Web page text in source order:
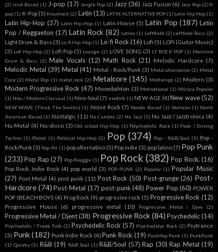
(2) Irish Based (1) J-pop (17) Jangle Pop (2) Jazz (36) Jazz Fusion (6) Jazz Pop (2) K
pop (1) K-Pop (5) Krautrock (2) Latin (13) LATIN ALTERNATIVE POP (1) Latin Hip Hop (1)
Latin Hip-Hop (37) Latín Hip-Hop (1) Latin House (5) Latin Pop (187) Latin
Pop / Reggaeton (17) Latin Rock (82) Latino (1) Leftfield (2) Leftfield Bass (2)
Light Drum & Bass (3) Lo-fi Hip-Hop (1) Lo-fi Rock (16) Lofi (5) LOFI (Guitar Music)
(3) Lofi Hip-Hop (2) Lofi Pop (5) Lounge (2) LOVE SONG (3) LT ROCK POP (1) Mainline
Drum & Bass (2) Male Vocals (12) Math Rock (21) Melodic Hardcore (7)
Melodic Metal (39) Metal (41) Metal - Rock/Punk (3) Metal alternativo (2) Metal
Core (2) Metal Pop (1) metal rock (2) Metalcore (145) Midtempo (2) Modern (3)
Modern Progressive Rock (47) Moombahton (3) Motivational (1) Música Popular
(1) Neo / Modern Classical (1) Neo-Soul (7) neofolk (1) NEW AGE (4) New wave (52)
NEW WAVE (Think The Smiths) (1) Noise Rock (7) Nordic Based (1) Norteño (1) North
American Based (1) Nostalgic (11) Nu Cumbia (2) Nu Jazz (1) Nu Jazz / Jazztronica (4)
Nu Metal (4) Nu-disco (3) Old-school Hip-Hop (1) Pdychedelic Rock (1) Peak / Driving
Techno (1) Phonk (1) Political Hip-Hop (2) Pop (374) Pop - R&B/Soul (1) Pop -
Rock/Punk (3) Pop Alt (1) pop alternativo (5) Pop indie (3) pop latino (7) Pop Punk
(233) Pop Rap (27) Pop Reagge (1) Pop Rock (382) Pop Rock. (16)
Pop Rock. Indie Rock (4) pop world (3) POP-PUNK (2) Popular (1) Popular Music
(27) Post Metal (4) post punk (11) Post Rock (50) Post-grunge (26) Post-
Hardcore (74) Post-Metal (17) post-punk (48) Power Pop (60) POWER
POP (BEACH BOYS (4) Prog Rock (9) progresive rock (5) Progressive Rock (12)
Progressive House (6) progressive metal (10) Progressive Metal / Djen (2)
Progressive Metal / Djent (38) Progressive Rock (84) Psychedelic(14)
Psychedelic / Freak Folk (2) Psychedelic Rock (57) Psychedelyc Rock (2) Psytrance
(3) Punk (182) Punk Indie Rock (4) Punk Rock (19) PunkPop Punk (1) PunkPunk
(1) Quieky (1) R&B (19) R&B Soul (1) R&B/Soul (57) Rap (30) Rap Metal (19)